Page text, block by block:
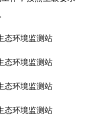
。
态环境监测站
态环境监测站
态环境监测站
态环境监测站